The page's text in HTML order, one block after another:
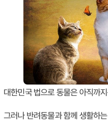
대한민국 법으로 동물은 아직까
그러나 반려동물과 함께 생활하